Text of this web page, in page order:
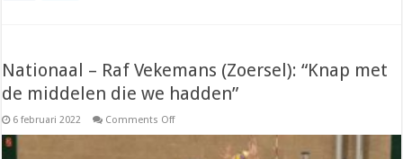
Nationaal – Raf Vekemans (Zoersel): “Knap met
de middelen die we hadden”
6 februari 2022 Comments Offon